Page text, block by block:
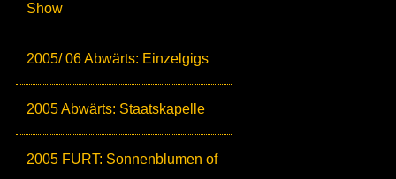
Show
2005/ 06 Abwärts: Einzelgigs
2005 Abwärts: Staatskapelle
2005 FURT: Sonnenblumen of